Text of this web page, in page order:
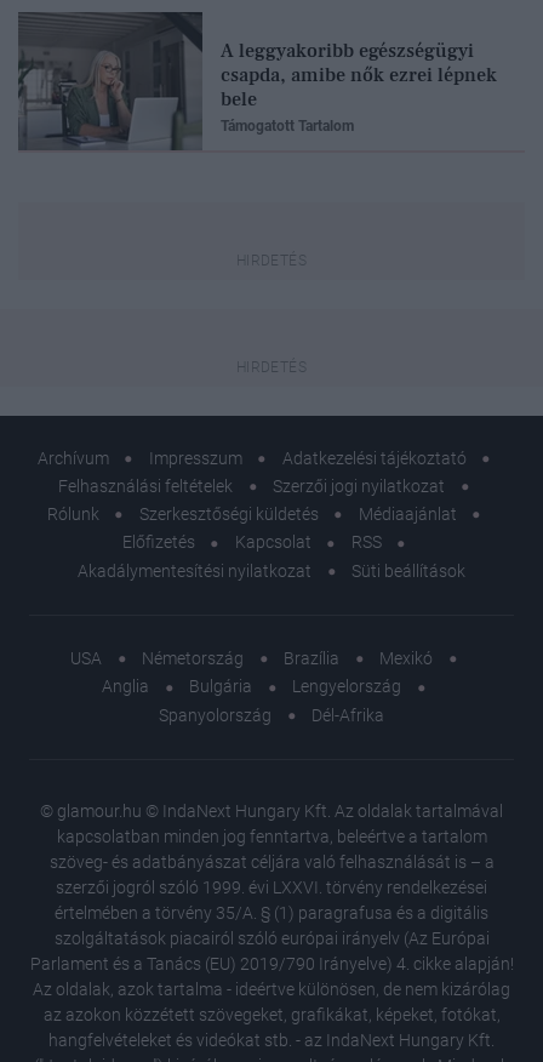
A leggyakoribb egészségügyi
csapda, amibe nők ezrei lépnek
bele
Támogatott Tartalom
Archívum Impresszum
Adatkezelési tájékoztató
Felhasználási feltételek
Szerzői jogi nyilatkozat
Rólunk
Szerkesztőségi küldetés
Médiaajánlat
Előfizetés
Kapcsolat
RSS
Akadálymentesítési nyilatkozat
Süti beállítások
USA Németország Brazília
Mexikó
Anglia
Bulgária
Lengyelország
Spanyolország
Dél-Afrika
© glamour.hu © IndaNext Hungary Kft. Az oldalak tartalmával
kapcsolatban minden jog fenntartva, beleértve a tartalom
szöveg- és adatbányászat céljára való felhasználását is – a
szerzői jogról szóló 1999. évi LXXVI. törvény rendelkezései
értelmében a törvény 35/A. § (1) paragrafusa és a digitális
szolgáltatások piacairól szóló európai irányelv (Az Európai
Parlament és a Tanács (EU) 2019/790 Irányelve) 4. cikke alapján!
Az oldalak, azok tartalma - ideértve különösen, de nem kizárólag
az azokon közzétett szövegeket, grafikákat, képeket, fotókat,
hangfelvételeket és videókat stb. - az IndaNext Hungary Kft.